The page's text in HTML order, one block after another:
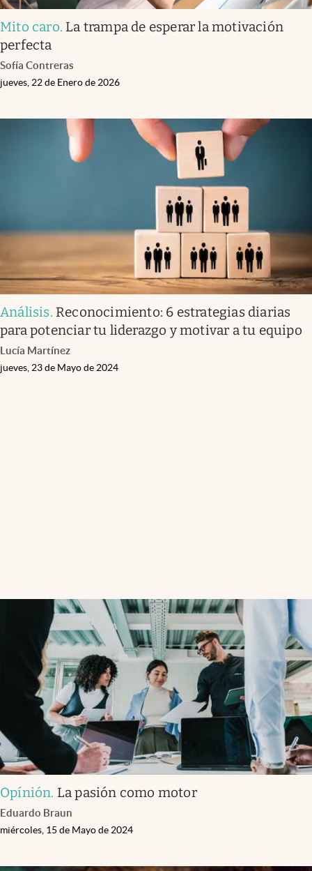
Mito caro. La trampa de esperar la motivación
perfecta
Sofía Contreras
jueves, 22 de Enero de 2026
Análisis. Reconocimiento: 6 estrategias diarias
para potenciar tu liderazgo y motivar a tu equipo
Lucía Martínez
jueves, 23 de Mayo de 2024
Opínión. La pasión como motor
Eduardo Braun
miércoles, 15 de Mayo de 2024